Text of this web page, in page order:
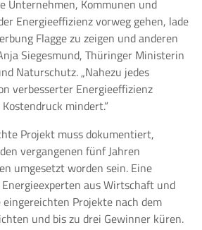
Unternehmen, Kommunen und
Energieeffizienz vorweg gehen, lade
Flagge zu zeigen und anderen
Siegesmund, Thüringer Ministerin
Naturschutz. „Nahezu jedes
verbesserter Energieeffizienz
mindert.“
Projekt muss dokumentiert,
vergangenen fünf Jahren
umgesetzt worden sein. Eine
aus Wirtschaft und
Projekte nach dem
und bis zu drei Gewinner küren.